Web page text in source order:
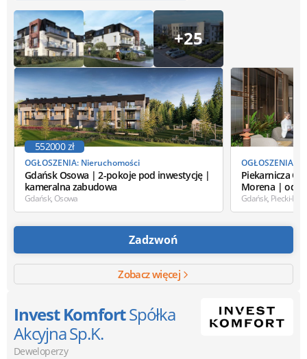
+25
OGŁOSZENIA: Nieruchomości
Gdańsk Osowa | 2-pokoje pod inwestycję |
kameralna zabudowa
552000 zł
Gdańsk, Osowa
OGŁOSZENIA:
Piekarnicza
Morena | od...
Gdańsk, Piecki-
Zadzwoń
Zobacz więcej
Invest KomfortSpółka
Akcyjna Sp.K.
Deweloperzy